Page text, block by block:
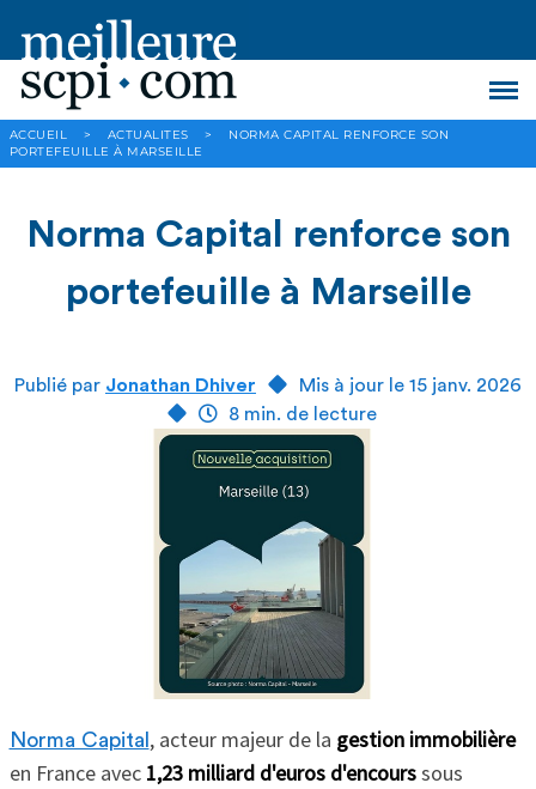
ACCUEIL > ACTUALITES >
NORMA CAPITAL RENFORCE SON
PORTEFEUILLE À MARSEILLE
Norma Capital renforce son
portefeuille à Marseille
Publié par Jonathan Dhiver
Mis à jour le 15 janv. 2026
8 min. de lecture
Norma Capital , acteur majeur de la gestion immobilière
en France avec 1,23 milliard d'euros d'encourssous